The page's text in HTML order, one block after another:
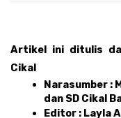
Artikel ini ditulis
Cikal
Narasumber :
dan SD Cikal
Editor : Layla